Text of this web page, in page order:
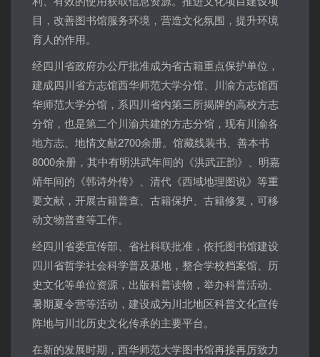
目，改善图书馆服务环境，营造文化氛围，提升环境
育人的作用。
经四川省政府办公厅批准成为省古籍重点保护单位，
建成四川省方志馆西华师范大学分馆、川渝方志馆西
华师范大学分馆，系四川省内第三所揭牌的高校方志
分馆，也是第二个川渝共建的方志分馆，现有川渝各
地方志、地情文献2700余册。馆藏线装书、善本书
8000余册，其中有明洪武年间的《洪武正韵》、明嘉
靖年间的《韩诗外传》、清代《西域地理图说》等重
要文献，开展古籍普查、古籍保护、古籍修复，可移
动文物普查等工作。
经四川省委宣传部、省社科联批准，依托图书馆建设
四川省哲学社会科学普及基地，整合学校档案馆、历
史文化等单位资源，出版科普读物，举办科普活动、
暑期夏令营等活动，建设成为川北地区科普文化宣传
阵地与川北历史文化传承的主要平台。
在新的发展时期，西华师范大学图书馆再接再厉致力